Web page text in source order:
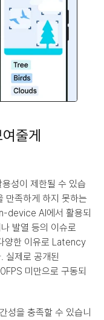
줄게
성이 제한될 수 있습
만족하게 하지 못하는
device AI에서 활용되
발열 등의 이슈로
양한 이유로 Latency
실제로 공개된
미만으로 구동되
성을 충족할 수 있습니